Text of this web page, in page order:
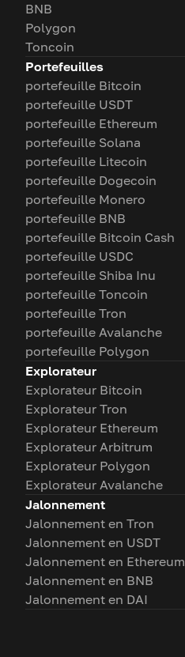
BNB
Polygon
Toncoin
Portefeuilles
portefeuille Bitcoin
portefeuille USDT
portefeuille Ethereum
portefeuille Solana
portefeuille Litecoin
portefeuille Dogecoin
portefeuille Monero
portefeuille BNB
portefeuille Bitcoin Cash
portefeuille USDC
portefeuille Shiba Inu
portefeuille Toncoin
portefeuille Tron
portefeuille Avalanche
portefeuille Polygon
Explorateur
Explorateur Bitcoin
Explorateur Tron
Explorateur Ethereum
Explorateur Arbitrum
Explorateur Polygon
Explorateur Avalanche
Jalonnement
Jalonnement en Tron
Jalonnement en USDT
Jalonnement en Ethereum
Jalonnement en BNB
Jalonnement en DAI